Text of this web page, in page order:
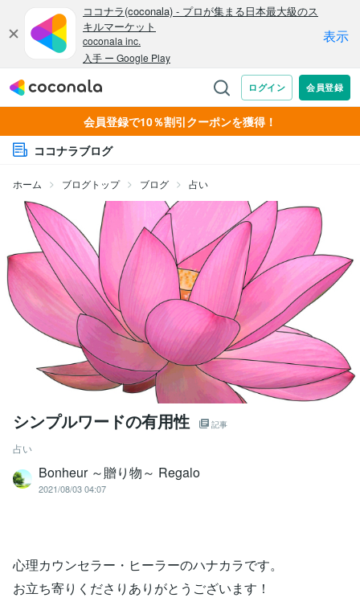
会員登録で10％割引クーポンを獲得！
ココナラブログ
ホーム ブログトップ ブログ 占い
シンプルワードの有用性 記事
占い
Bonheur ～贈り物～ Regalo
2021/08/03 04:07
心理カウンセラー・ヒーラーのハナカラです。
お立ち寄りくださりありがとうございます！